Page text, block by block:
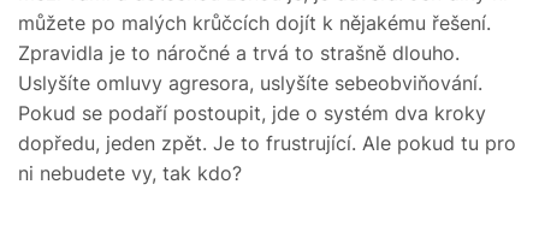
můžete po malých krůčcích dojít k nějakému řešení.
Zpravidla je to náročné a trvá to strašně dlouho.
Uslyšíte omluvy agresora, uslyšíte sebeobviňování.
Pokud se podaří postoupit, jde o systém dva kroky
dopředu, jeden zpět. Je to frustrující. Ale pokud tu pro
ni nebudete vy, tak kdo?